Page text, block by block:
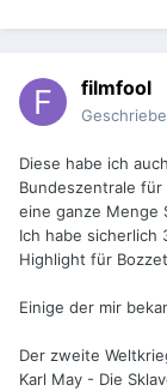
filmfool
Diese habe ich
Bundeszentrale
eine ganze Menge
Ich habe sicherlich
Highlight für
Einige der mir
Der zweite
Karl May - Die